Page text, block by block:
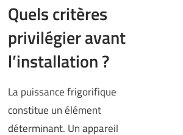
Quels critères
privilégier avant
l’installation ?
La puissance frigorifique
constitue un élément
déterminant. Un appareil